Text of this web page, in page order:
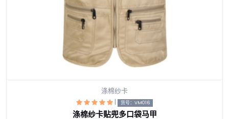
涤棉纱卡
| 货号：VM016
涤棉纱卡贴兜多口袋马甲